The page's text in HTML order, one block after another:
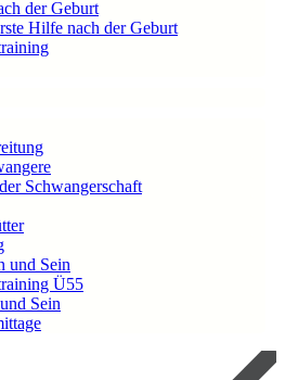
der Geburt
Hilfe nach der Geburt
Schwangerschaft
und Sein
Ü55
Sein